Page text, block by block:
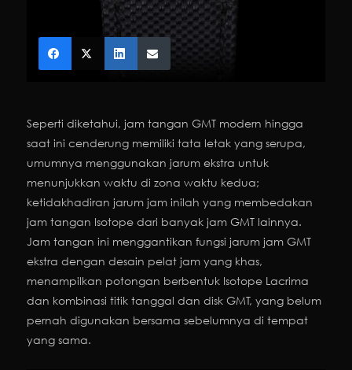
Seperti diketahui, jam tangan GMT modern hingga
saat ini cenderung memiliki tata letak yang serupa,
umumnya menggunakan jarum ekstra untuk
menunjukkan waktu di zona waktu kedua;
ketidakhadiran jarum jam inilah yang membedakan
jam tangan Isotope dari banyak jam GMT lainnya.
Jam tangan ini menggantikan fungsi jarum jam GMT
ekstra dengan desain pelat jam yang khas,
menampilkan potongan berbentuk Isotope Lacrima
dan kombinasi titik tanggal dan disk GMT, yang belum
pernah digunakan bersama sebelumnya di tempat
yang sama.